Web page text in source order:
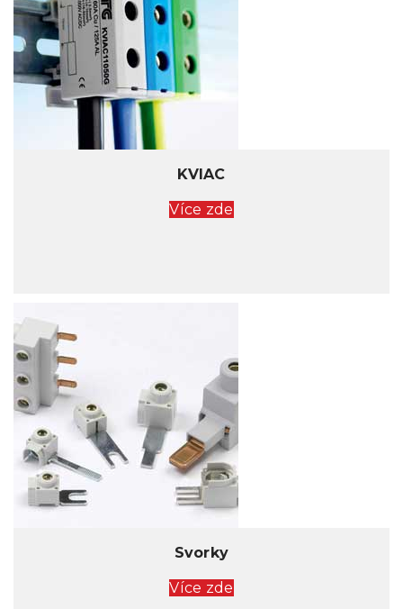
KVIAC
Více zde
Svorky
Více zde